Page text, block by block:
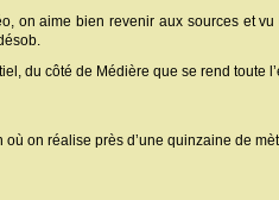
on aime bien revenir aux sources et
du côté de Médière que se rend toute
on réalise près d’une quinzaine de